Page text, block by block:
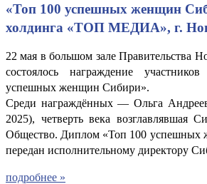
«Топ 100 успешных женщин
холдинга «ТОП МЕДИА», г.
22 мая в большом зале Правительства
состоялось награждение
успешных женщин Сибири».
Среди награждённых — Ольга
2025), четверть века возглавлявшая
Общество. Диплом «Топ 100
передан исполнительному директору
подробнее »